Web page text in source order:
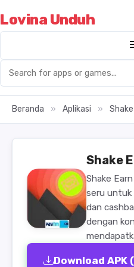
Lovina Unduh
Beranda » Aplikasi »
Shake
Shake
seru untuk
dan
dengan
Download APK